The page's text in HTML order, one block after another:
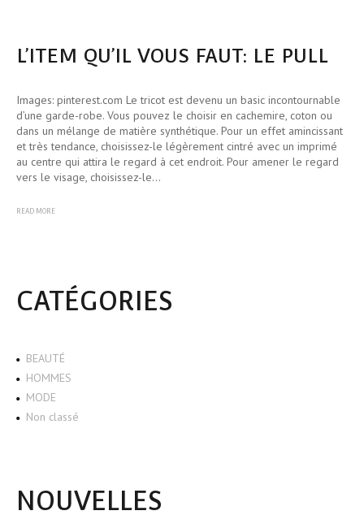
L’ITEM QU’IL VOUS FAUT: LE PULL
Images: pinterest.com Le tricot est devenu un basic incontournable
d’une garde-robe. Vous pouvez le choisir en cachemire, coton ou
dans un mélange de matière synthétique. Pour un effet amincissant
et très tendance, choisissez-le légèrement cintré avec un imprimé
au centre qui attira le regard à cet endroit. Pour amener le regard
vers le visage, choisissez-le…
READ MORE
CATÉGORIES
BEAUTÉ
HOMMES
MODE
Non classé
NOUVELLES